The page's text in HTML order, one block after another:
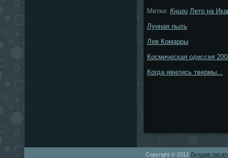
Метки: Книги Лето на
Лунная пыль
Лев Комарры
Космическая одиссея
Когда явились твермы...
Copyright © 2012 Лучшие